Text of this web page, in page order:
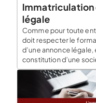
Immatriculation
légale
Comme pour toute
doit respecter le
d’une annonce
constitution d’une
de constitution de
rédaction et
publication d’une
constitution de […]